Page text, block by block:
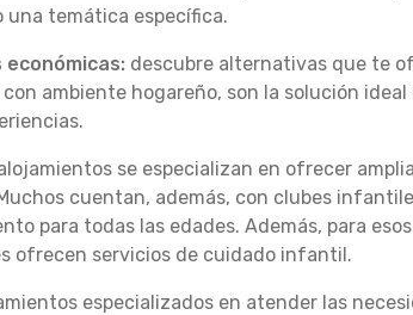
temática específica.
descubre alternativas que te
ambiente hogareño, son la solución
se especializan en ofrecer
cuentan, además, con clubes
para todas las edades. Además, para
ofrecen servicios de cuidado infantil.
especializados en atender las